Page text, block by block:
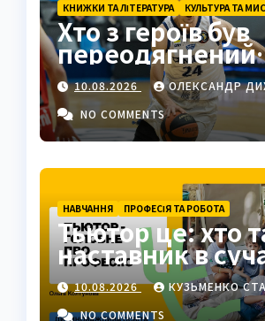
КНИЖКИ ТА ЛІТЕРАТУРА КУЛЬТУРА ТА
Хто з героїв був
переодягнений
турком? Клеонт
комедії Мольєра
10.08.2026
ОЛЕКСАНДР
NO COMMENTS
НАВЧАННЯ ПРОФЕСІЯ ТА РОБОТА
Тьютор це: хто
наставник в
освіті
10.08.2026
КУЗЬМЕНКО
NO COMMENTS